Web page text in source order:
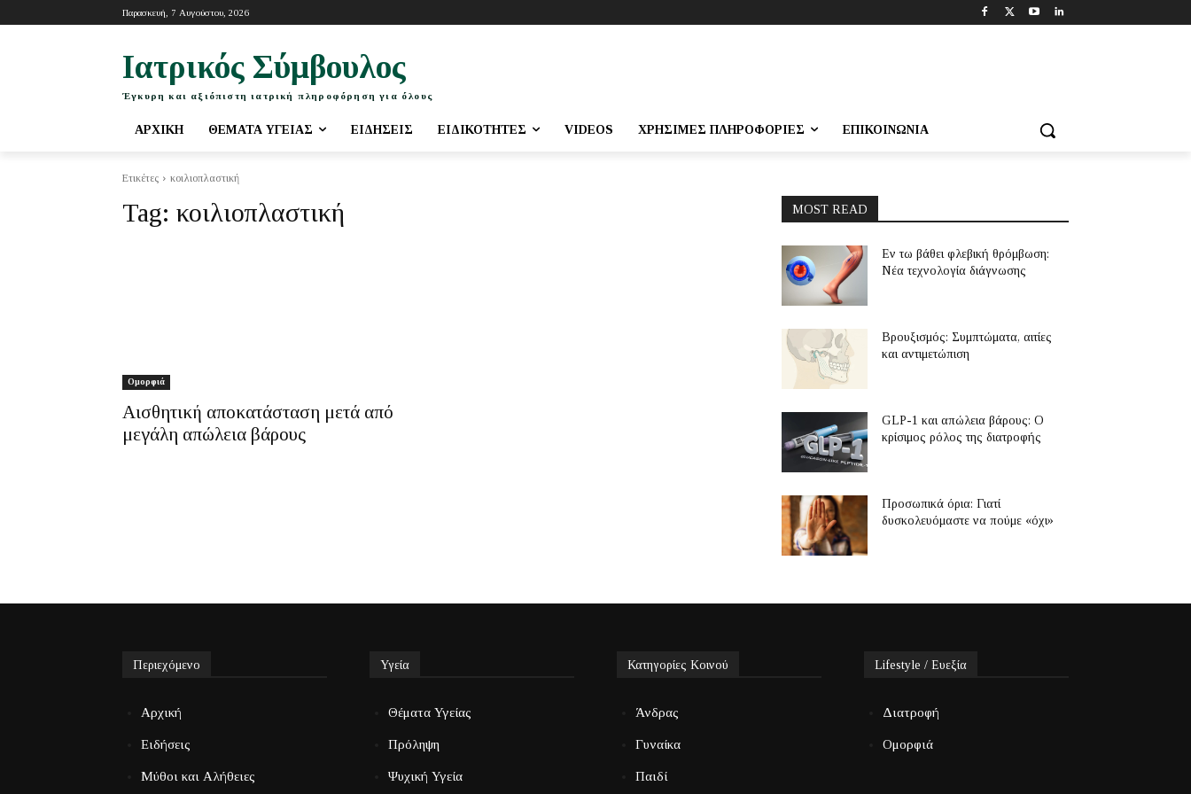
Παρασκευή, 7 Αυγούστου, 2026
Ιατρικός Σύμβουλος
Έγκυρη και αξιόπιστη ιατρική πληροφόρηση για όλους
ΑΡΧΙΚΉ ΘΈΜΑΤΑ ΥΓΕΊΑΣ ΕΙΔΉΣΕΙΣ ΕΙΔΙΚΌΤΗΤΕΣ VIDEOS ΧΡΉΣΙΜΕΣ ΠΛΗΡΟΦΟΡΊΕΣ ΕΠΙΚΟΙΝΩΝΊΑ
Ετικέτες κοιλιοπλαστική
Tag: κοιλιοπλαστική
Ομορφιά
Αισθητική αποκατάσταση μετά από
μεγάλη απώλεια βάρους
MOST READ
Εν τω βάθει φλεβική θρόμβωση:
Νέα τεχνολογία διάγνωσης
Βρουξισμός: Συμπτώματα, αιτίες
και αντιμετώπιση
GLP-1 και απώλεια βάρους: Ο
κρίσιμος ρόλος της διατροφής
Προσωπικά όρια: Γιατί
δυσκολευόμαστε να πούμε «όχι»
Περιεχόμενο
Αρχική
Ειδήσεις
Μύθοι και Αλήθειες
Υγεία
Θέματα Υγείας
Πρόληψη
Ψυχική Υγεία
Κατηγορίες Κοινού
Άνδρας
Γυναίκα
Παιδί
Lifestyle / Ευεξία
Διατροφή
Ομορφιά